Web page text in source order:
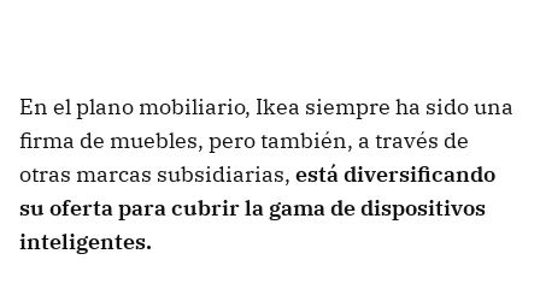
En el plano mobiliario, Ikea siempre ha sido una
firma de muebles, pero también, a través de
otras marcas subsidiarias, está diversificando
su oferta para cubrir la gama de dispositivos
inteligentes.